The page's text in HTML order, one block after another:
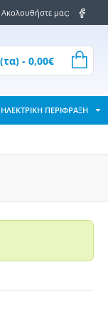
Ακολουθήστε μας:
- 0,00€
ΗΛΕΚΤΡΙΚΗ ΠΕΡΙΦΡΑΞΗ